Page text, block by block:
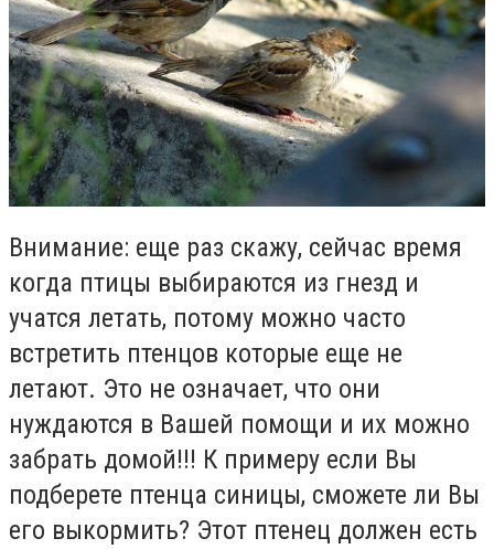
Внимание: еще раз скажу, сейчас время
когда птицы выбираются из гнезд и
учатся летать, потому можно часто
встретить птенцов которые еще не
летают. Это не означает, что они
нуждаются в Вашей помощи и их можно
забрать домой!!! К примеру если Вы
подберете птенца синицы, сможете ли Вы
его выкормить? Этот птенец должен есть